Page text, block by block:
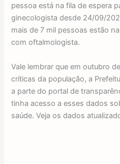
pessoa está na fila de espera
ginecologista desde 24/09/
mais de 7 mil pessoas estão
com oftalmologista.
Vale lembrar que em outubro
críticas da população, a
a parte do portal de
tinha acesso a esses dados
saúde. Veja os dados